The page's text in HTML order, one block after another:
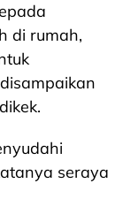
di rumah,
seraya